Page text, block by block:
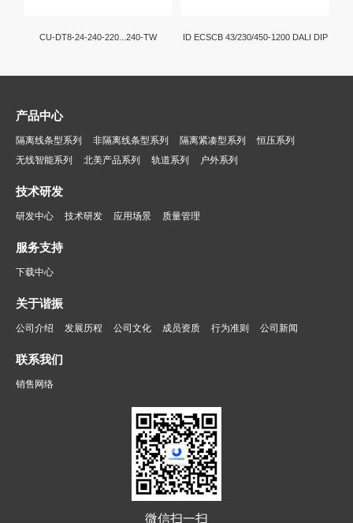
CU-DT8-24-240-220...240-TW ID ECSCB 43/230/450-1200 DALI DIP
产品中心
隔离线条型系列 非隔离线条型系列 隔离紧凑型系列
恒压系列
无线智能系列
北美产品系列 轨道系列 户外系列
技术研发
研发中心 技术研发 应用场景 质量管理
服务支持
下载中心
关于谐振
公司介绍 发展历程 公司文化 成员资质 行为准则 公司新闻
联系我们
销售网络
微信扫一扫